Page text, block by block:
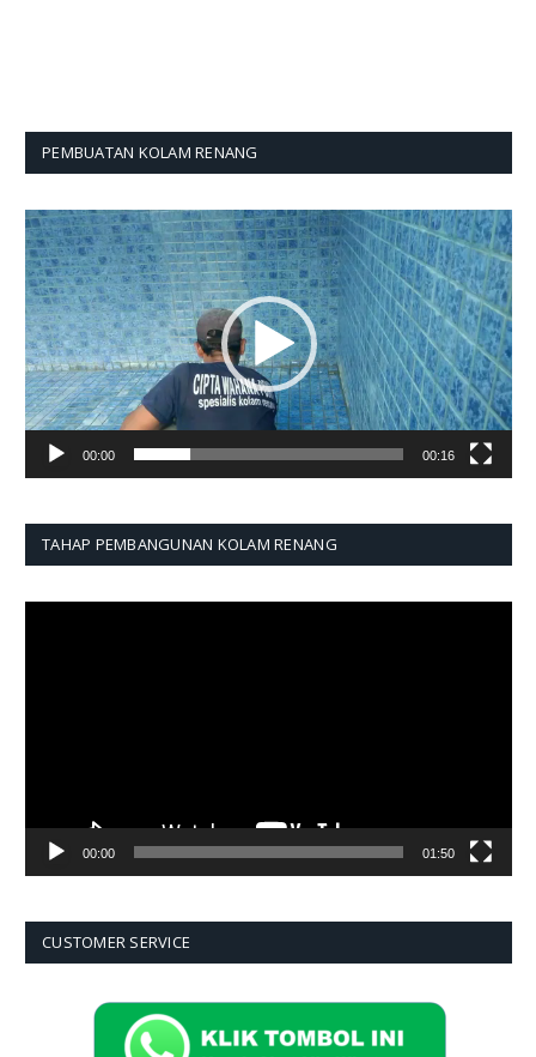
PEMBUATAN KOLAM RENANG
Pemutar
Video
00:00 00:16
TAHAP PEMBANGUNAN KOLAM RENANG
00:00 01:50
CUSTOMER SERVICE